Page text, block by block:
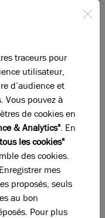
pour les
les
les entreprises qui
ont en
30%.
utiliser un
un
traceurs pour
utilisateur,
d’audience et
Vous pouvez à
de cookies en
& Analytics". En
les cookies"
des cookies.
mes
proposés, seuls
au bon
Pour plus